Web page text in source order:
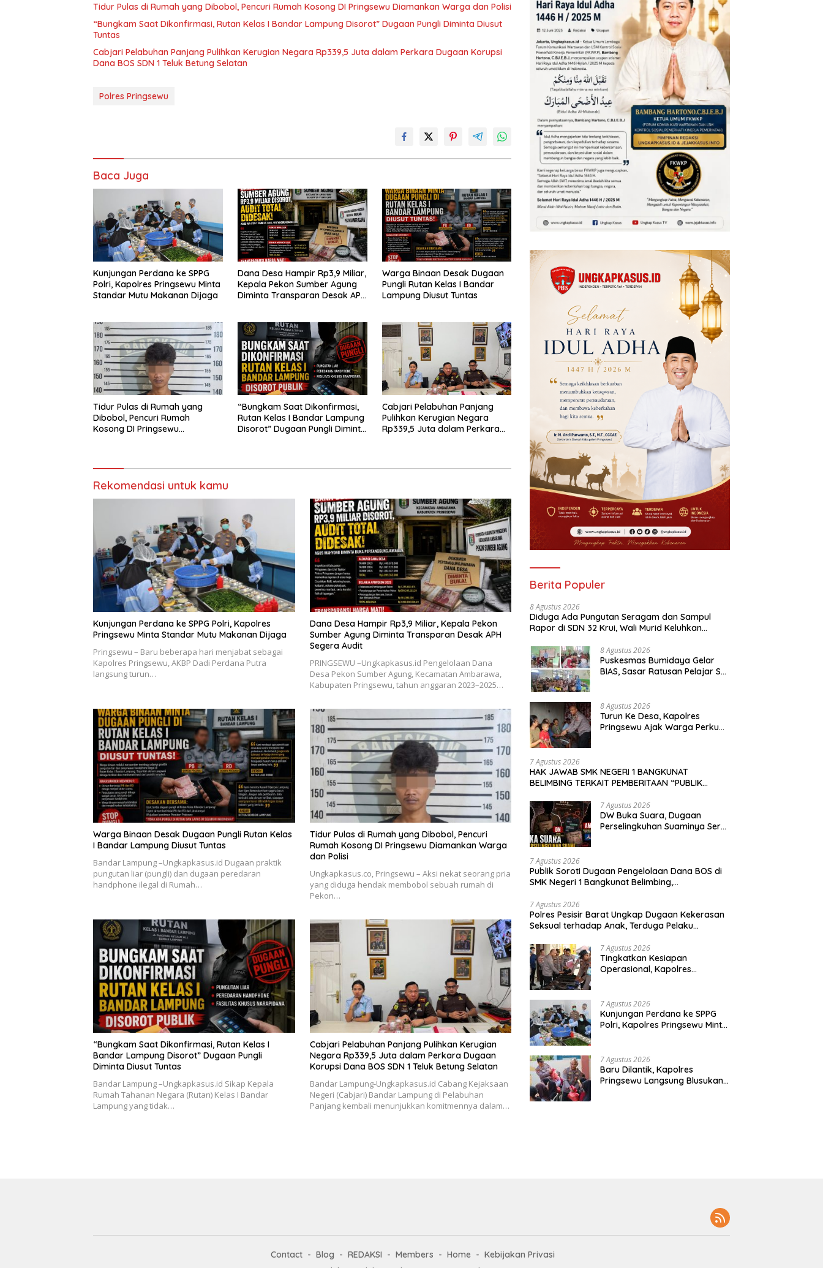
Tidur Pulas di Rumah yang Dibobol, Pencuri Rumah Kosong DI Pringsewu Diamankan Warga dan Polisi
“Bungkam Saat Dikonfirmasi, Rutan Kelas I Bandar Lampung Disorot” Dugaan Pungli Diminta Diusut
Tuntas
Cabjari Pelabuhan Panjang Pulihkan Kerugian Negara Rp339,5 Juta dalam Perkara Dugaan Korupsi
Dana BOS SDN 1 Teluk Betung Selatan
Polres Pringsewu
Baca Juga
Kunjungan Perdana ke SPPG
Polri, Kapolres Pringsewu Minta
Standar Mutu Makanan Dijaga
Dana Desa Hampir Rp3,9 Miliar,
Kepala Pekon Sumber Agung
Diminta Transparan Desak APH
Warga Binaan Desak Dugaan
Pungli Rutan Kelas I Bandar
Lampung Diusut Tuntas
Tidur Pulas di Rumah yang
Dibobol, Pencuri Rumah
Kosong DI Pringsewu
“Bungkam Saat Dikonfirmasi,
Rutan Kelas I Bandar Lampung
Disorot” Dugaan Pungli Diminta
Cabjari Pelabuhan Panjang
Pulihkan Kerugian Negara
Rp339,5 Juta dalam Perkara
Rekomendasi untuk kamu
Kunjungan Perdana ke SPPG Polri, Kapolres
Pringsewu Minta Standar Mutu Makanan Dijaga
Pringsewu – Baru beberapa hari menjabat sebagai
Kapolres Pringsewu, AKBP Dadi Perdana Putra
langsung turun…
Dana Desa Hampir Rp3,9 Miliar, Kepala Pekon
Sumber Agung Diminta Transparan Desak APH
Segera Audit
PRINGSEWU –Ungkapkasus.id Pengelolaan Dana
Desa Pekon Sumber Agung, Kecamatan Ambarawa,
Kabupaten Pringsewu, tahun anggaran 2023–2025…
Warga Binaan Desak Dugaan Pungli Rutan Kelas
I Bandar Lampung Diusut Tuntas
Bandar Lampung –Ungkapkasus.id Dugaan praktik
pungutan liar (pungli) dan dugaan peredaran
handphone ilegal di Rumah…
Tidur Pulas di Rumah yang Dibobol, Pencuri
Rumah Kosong DI Pringsewu Diamankan Warga
dan Polisi
Ungkapkasus.co, Pringsewu – Aksi nekat seorang pria
yang diduga hendak membobol sebuah rumah di
Pekon…
“Bungkam Saat Dikonfirmasi, Rutan Kelas I
Bandar Lampung Disorot” Dugaan Pungli
Diminta Diusut Tuntas
Bandar Lampung –Ungkapkasus.id Sikap Kepala
Rumah Tahanan Negara (Rutan) Kelas I Bandar
Lampung yang tidak…
Cabjari Pelabuhan Panjang Pulihkan Kerugian
Negara Rp339,5 Juta dalam Perkara Dugaan
Korupsi Dana BOS SDN 1 Teluk Betung Selatan
Bandar Lampung-Ungkapkasus.id Cabang Kejaksaan
Negeri (Cabjari) Bandar Lampung di Pelabuhan
Panjang kembali menunjukkan komitmennya dalam…
Berita Populer
8 Agustus 2026
Diduga Ada Pungutan Seragam dan Sampul
Rapor di SDN 32 Krui, Wali Murid Keluhkan
8 Agustus 2026
‎Puskesmas Bumidaya Gelar
BIAS, Sasar Ratusan Pelajar SD
8 Agustus 2026
Turun Ke Desa, Kapolres
Pringsewu Ajak Warga Perkuat
7 Agustus 2026
HAK JAWAB SMK NEGERI 1 BANGKUNAT
BELIMBING TERKAIT PEMBERITAAN “PUBLIK
SMK NEGERI 1 BANGKUNAT BELIMBING,
TRANSPARANSI ANGGARAN JADI PERHATIAN” DI
UNGKAPKASUS.ID TANGGAL 7 AGUSTUS 2026
7 Agustus 2026
DW Buka Suara, Dugaan
Perselingkuhan Suaminya Seret
7 Agustus 2026
Publik Soroti Dugaan Pengelolaan Dana BOS di
SMK Negeri 1 Bangkunat Belimbing,
7 Agustus 2026
Polres Pesisir Barat Ungkap Dugaan Kekerasan
Seksual terhadap Anak, Terduga Pelaku
7 Agustus 2026
Tingkatkan Kesiapan
Operasional, Kapolres
7 Agustus 2026
Kunjungan Perdana ke SPPG
Polri, Kapolres Pringsewu Minta
7 Agustus 2026
Baru Dilantik, Kapolres
Pringsewu Langsung Blusukan
Contact Blog REDAKSI Members Home
Kebijakan Privasi